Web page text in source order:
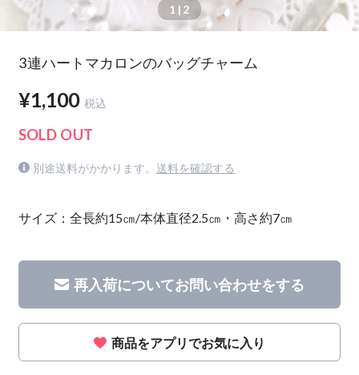
1 | 2
3連ハートマカロンのバッグチャーム
¥1,100 税込
SOLD OUT
別途送料がかかります。 送料を確認する
サイズ：全長約15㎝/本体直径2.5㎝・高さ約7㎝
再入荷についてお問い合わせをする
商品をアプリでお気に入り